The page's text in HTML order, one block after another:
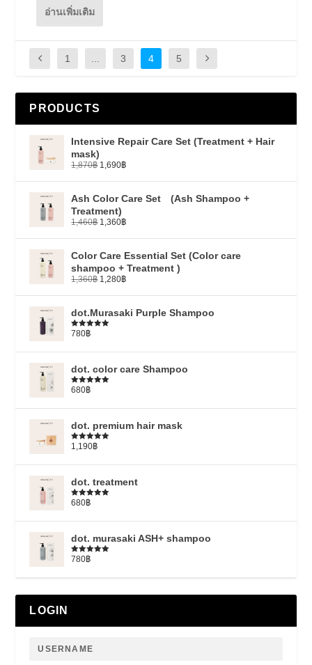
อ่านเพิ่มเติม
1 ... 3 4 5
PRODUCTS
Intensive Repair Care Set (Treatment + Hair
mask)
1,870฿ 1,690฿
Ash Color Care Set (Ash Shampoo +
Treatment)
1,460฿ 1,360฿
Color Care Essential Set (Color care
shampoo + Treatment )
1,360฿ 1,280฿
dot.Murasaki Purple Shampoo
ให้คะแนน
1-5 คะแนน
780฿
dot. color care Shampoo
ให้คะแนน
1-5 คะแนน
680฿
dot. premium hair mask
ให้คะแนน
1-5 คะแนน
1,190฿
dot. treatment
ให้คะแนน
1-5 คะแนน
680฿
dot. murasaki ASH+ shampoo
ให้คะแนน
1-5 คะแนน
780฿
LOGIN